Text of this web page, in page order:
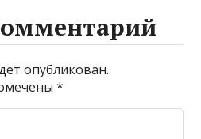
опубликован.
*